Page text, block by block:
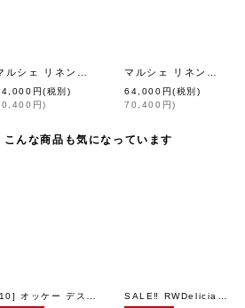
[eb.a.gos [ eb.a.gos
円(税別)
円)
64,000 円(税別)
70,400 円)
んな商品も気になっています
[ eb.a.gos [eb.a.gos]